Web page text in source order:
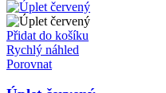
Přidat do košíku
Rychlý náhled
Porovnat